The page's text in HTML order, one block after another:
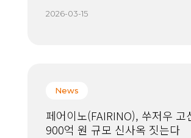
2026-03-15
News
페어이노(FAIRINO), 쑤저우 고
900억 원 규모 신사옥 짓는다